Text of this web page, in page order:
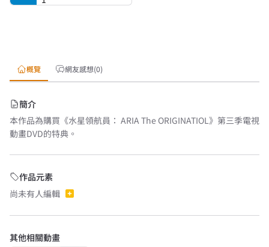
概覽 網友感想(0)
簡介
本作品為購買《水星領航員： ARIA The ORIGINATIOL》第三季電視
動畫DVD的特典。
作品元素
尚未有人編輯
其他相關動畫